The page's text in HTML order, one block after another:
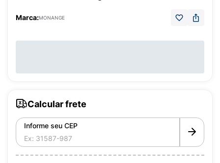
Marca:MONANGE
Calcular frete
Informe seu CEP